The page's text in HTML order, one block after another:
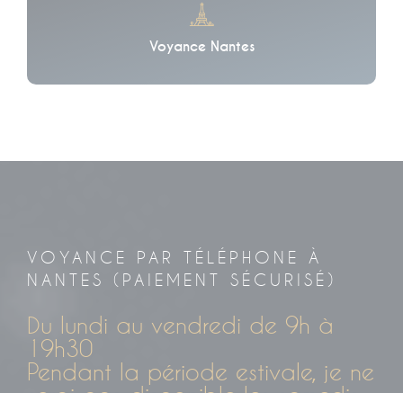
Voyance Nantes
VOYANCE PAR TÉLÉPHONE À
NANTES (PAIEMENT SÉCURISÉ)
Du lundi au vendredi de 9h à
19h30
Pendant la période estivale, je ne